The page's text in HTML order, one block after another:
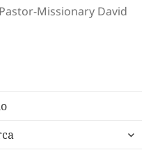
Missionary David
expande